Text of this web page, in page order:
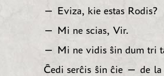
— Eviza, kie estas Rodis?
— Mi ne scias, Vir.
— Mi ne vidis ŝin dum tri
Ĉedi serĉis ŝin ĉie — de la